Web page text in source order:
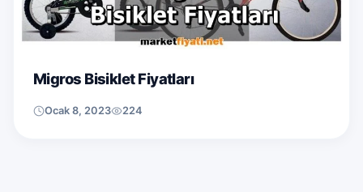
Migros Bisiklet Fiyatları
Ocak 8, 2023 224